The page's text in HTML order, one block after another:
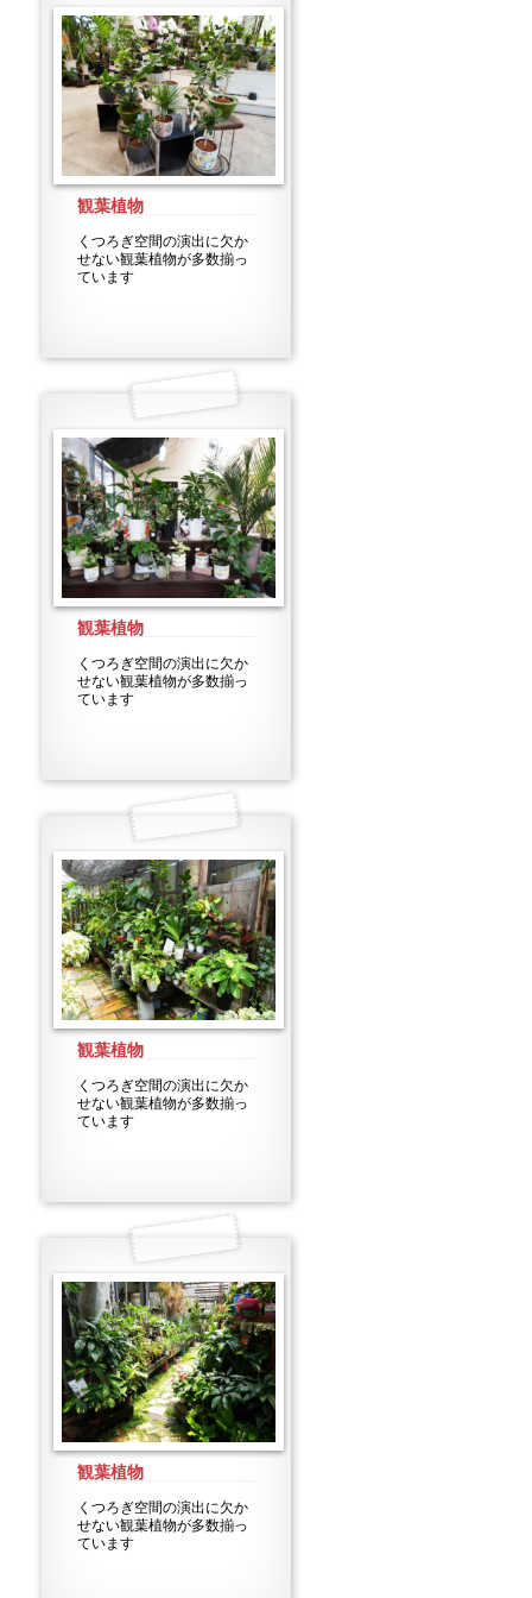
観葉植物
くつろぎ空間の演出に欠か
せない観葉植物が多数揃っ
ています
観葉植物
くつろぎ空間の演出に欠か
せない観葉植物が多数揃っ
ています
観葉植物
くつろぎ空間の演出に欠か
せない観葉植物が多数揃っ
ています
観葉植物
くつろぎ空間の演出に欠か
せない観葉植物が多数揃っ
ています